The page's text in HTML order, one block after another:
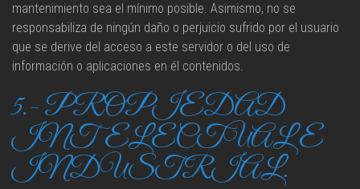
mantenimiento sea el mínimo posible. Asimismo, no se
responsabiliza de ningún daño o perjuicio sufrido por el usuario
que se derive del acceso a este servidor o del uso de
información o aplicaciones en él contenidos.
5.- PROPIEDAD
INTELECTUAL E
INDUSTRIAL.